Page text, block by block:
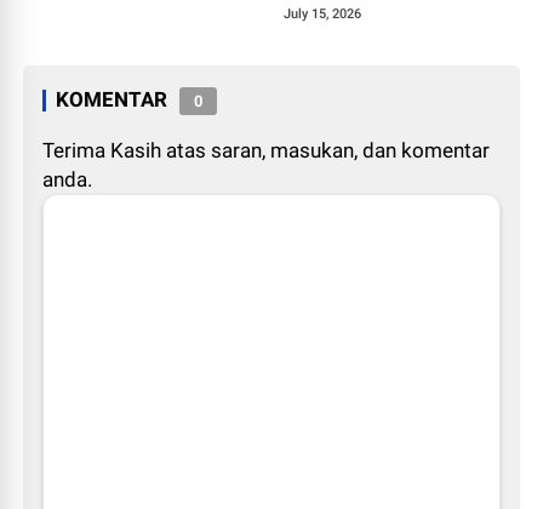
1448 H
July 15, 2026
KOMENTAR 0
Terima Kasih atas saran, masukan, dan komentar
anda.